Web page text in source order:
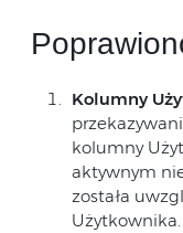
Kolumny
kolumny
aktywnym
została
Użytkownika.